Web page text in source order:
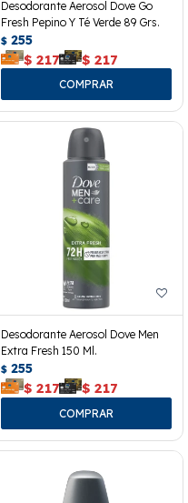
Desodorante Aerosol Dove Go
Fresh Pepino Y Té Verde 89 Grs.
$ 255
$ 217 $ 217
Desodorante Aerosol Dove Men
Extra Fresh 150 Ml.
$ 255
$ 217 $ 217